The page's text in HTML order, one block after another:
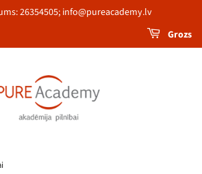
26354505; info@pureacademy.lv
Grozs